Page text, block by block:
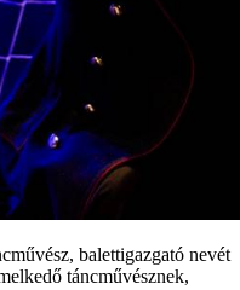
balettigazgató nevét
táncművésznek,